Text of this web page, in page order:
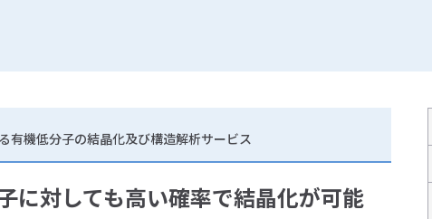
有機低分子の結晶化及び構造解析サービス
に対しても高い確率で結晶化が可能